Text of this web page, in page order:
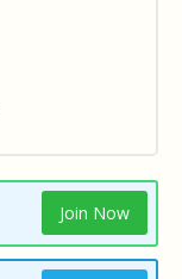
Join Now